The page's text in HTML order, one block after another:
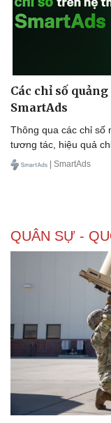
Các chỉ số
SmartAds
Thông qua các chỉ số
tương tác, hiệu quả
| SmartAds
QUÂN SỰ -